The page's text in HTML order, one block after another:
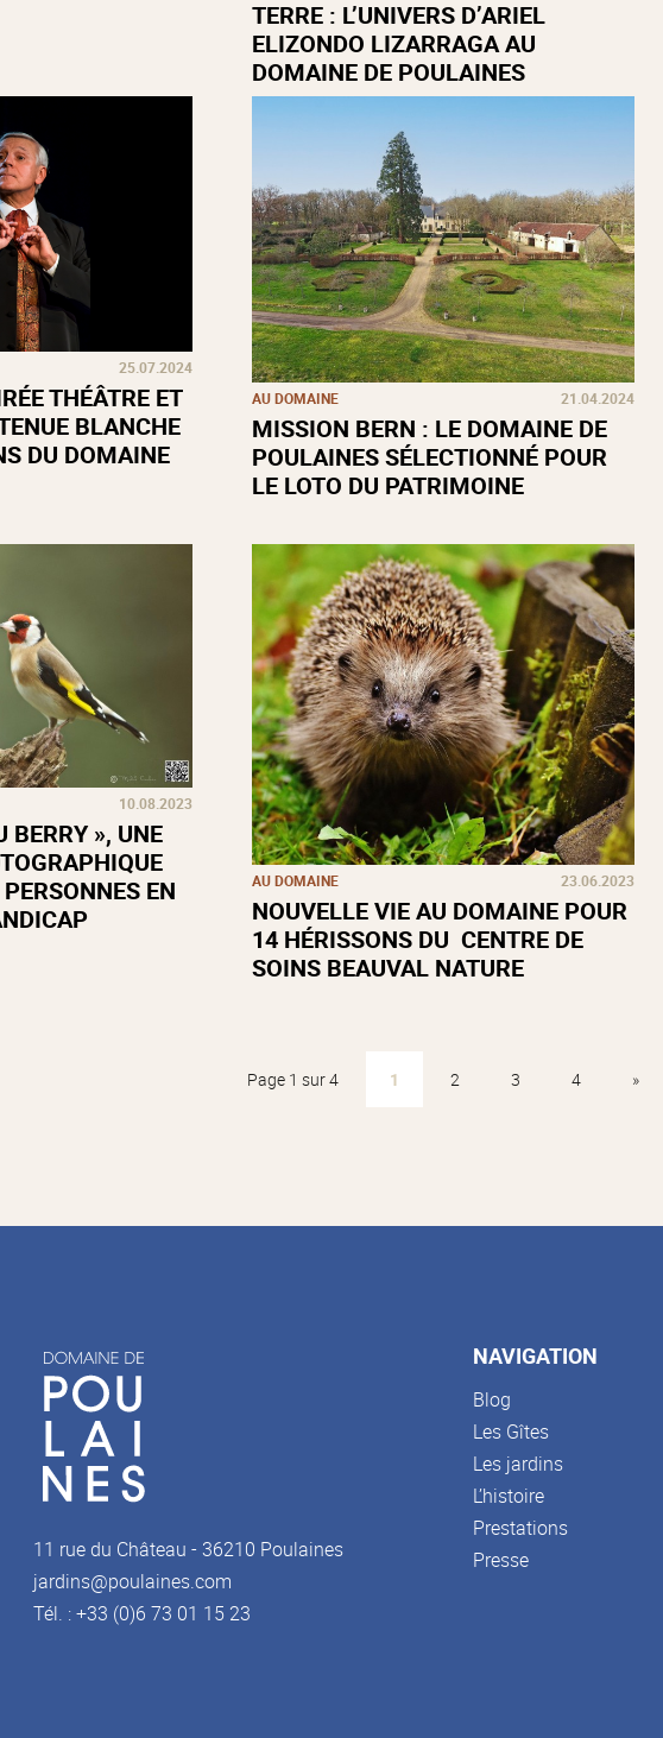
TERRE : L’UNIVERS D’ARIEL
ELIZONDO LIZARRAGA AU
DOMAINE DE POULAINES
25.07.2024
THÉÂTRE ET
BLANCHE
DU DOMAINE
AU DOMAINE 21.04.2024
MISSION BERN : LE DOMAINE DE
POULAINES SÉLECTIONNÉ POUR
LE LOTO DU PATRIMOINE
10.08.2023
BERRY », UNE
EN
AU DOMAINE 23.06.2023
NOUVELLE VIE AU DOMAINE POUR
14 HÉRISSONS DU CENTRE DE
SOINS BEAUVAL NATURE
Page 1 sur 4 1 2 3 4 »
11 rue du Château - 36210 Poulaines
jardins@poulaines.com
Tél. : +33 (0)6 73 01 15 23
NAVIGATION
Blog
Les Gîtes
Les jardins
L’histoire
Prestations
Presse